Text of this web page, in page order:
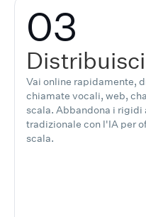
03
Distribuisci
Vai online rapidamente,
chiamate vocali, web,
scala. Abbandona i rigidi
tradizionale con l'IA per
scala.